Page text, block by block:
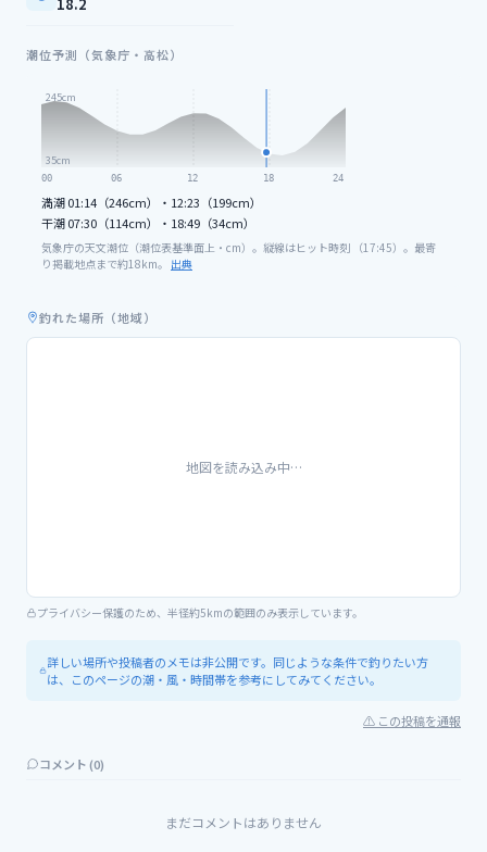
潮位予測（気象庁・高松）
245cm
35cm
00 06 12 18 24
満潮01:14（246cm）・12:23（199cm）
干潮07:30（114cm）・18:49（34cm）
気象庁の天文潮位（潮位表基準面上・cm）。縦線はヒット時刻 （17:45）。最寄
り掲載地点まで約18km。 出典
釣れた場所（地域）
地図を読み込み中…
プライバシー保護のため、半径約5kmの範囲のみ表示しています。
詳しい場所や投稿者のメモは非公開です。同じような条件で釣りたい方
は、このページの潮・風・時間帯を参考にしてみてください。
⚠ この投稿を通報
コメント (0)
まだコメントはありません